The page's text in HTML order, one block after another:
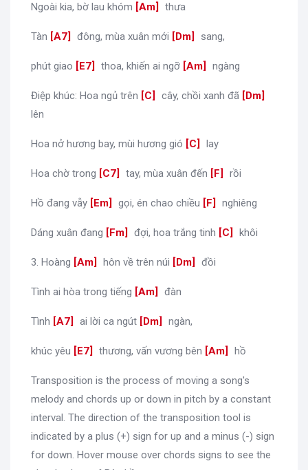
Ngoài kia, bờ lau khóm Am thưa
Tàn A7 đông, mùa xuân mới Dm sang,
phút giao E7 thoa, khiến ai ngỡ Am ngàng
Điệp khúc: Hoa ngủ trên C cây, chồi xanh đã Dm
lên
Hoa nở hương bay, mùi hương gió C lay
Hoa chờ trong C7 tay, mùa xuân đến F rồi
Hồ đang vẫy Em gọi, én chao chiều F nghiêng
Dáng xuân đang Fm đợi, hoa trắng tinh C khôi
3. Hoàng Am hôn về trên núi Dm đồi
Tình ai hòa trong tiếng Am đàn
Tình A7 ai lời ca ngút Dm ngàn,
khúc yêu E7 thương, vấn vương bên Am hồ
Transposition is the process of moving a song's
melody and chords up or down in pitch by a constant
interval. The direction of the transposition tool is
indicated by a plus (+) sign for up and a minus (-) sign
for down. Hover mouse over chords signs to see the